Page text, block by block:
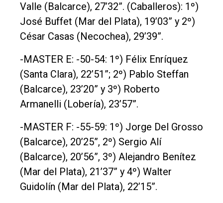
Valle (Balcarce), 27’32”. (Caballeros): 1º)
José Buffet (Mar del Plata), 19’03” y 2º)
César Casas (Necochea), 29’39”.
-MASTER E: -50-54: 1º) Félix Enríquez
(Santa Clara), 22’51”; 2º) Pablo Steffan
(Balcarce), 23’20” y 3º) Roberto
Armanelli (Lobería), 23’57”.
-MASTER F: -55-59: 1º) Jorge Del Grosso
(Balcarce), 20’25”, 2º) Sergio Alí
(Balcarce), 20’56”, 3º) Alejandro Benítez
(Mar del Plata), 21’37” y 4º) Walter
Guidolín (Mar del Plata), 22’15”.